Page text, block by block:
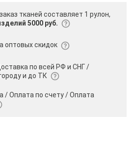
тканей составляет 1 рулон,
5000 руб.
оптовых скидок
по всей РФ и СНГ /
и до ТК
/ Оплата по счету /Оплата